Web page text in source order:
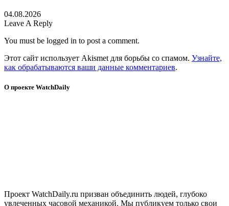
04.08.2026
Leave A Reply
You must be logged in to post a comment.
Этот сайт использует Akismet для борьбы со спамом. Узнайте,
как обрабатываются ваши данные комментариев.
О проекте WatchDaily
Проект WatchDaily.ru призван объединить людей, глубоко
увлеченных часовой механикой. Мы публикуем только свои